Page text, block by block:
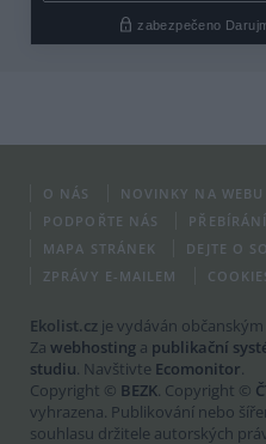
O NÁS NOVINKY NA WEBU
PODPOŘTE NÁS
MAPA STRÁNEK
DEJTE O
ZPRÁVY E-MAILEM
Ekolist.cz je vydáván
Za webhosting a publikační
studiu. Navštivte Ecomonitor.
Copyright © BEZK. Copyright ©
vyhrazena. Publikování nebo
souhlasu držitele autorských